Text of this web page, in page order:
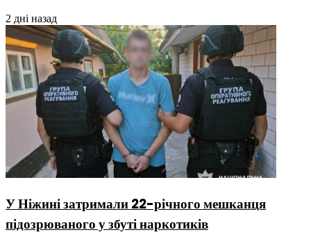
2 дні назад
У Ніжині затримали 22-річного мешканця
підозрюваного у збуті наркотиків